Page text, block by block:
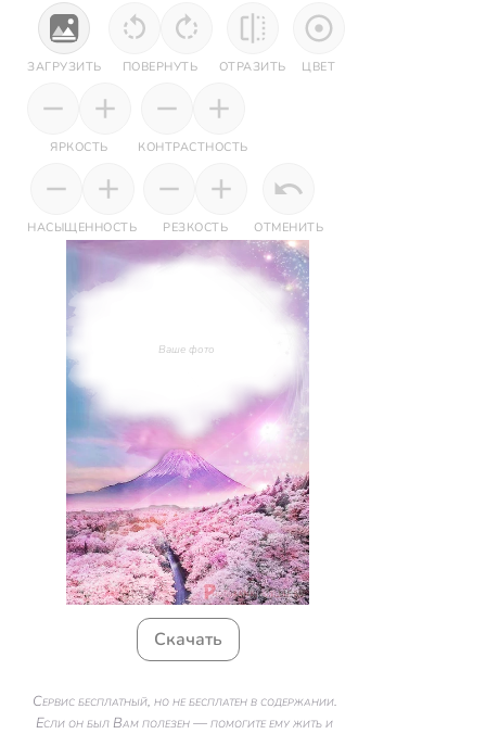
ЗАГРУЗИТЬ ПОВЕРНУТЬ ОТРАЗИТЬ ЦВЕТ
ЯРКОСТЬ КОНТРАСТНОСТЬ
НАСЫЩЕННОСТЬ РЕЗКОСТЬ ОТМЕНИТЬ
Ваше фото
Скачать
Сервис бесплатный, но не бесплатен в содержании.
Если он был Вам полезен — помогите ему жить и